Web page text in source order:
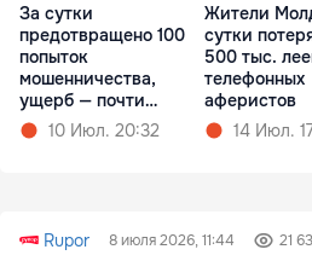
За сутки
предотвращено 100
попыток
мошенничества,
ущерб — почти
миллион леев
10 Июл. 20:32
Жители
сутки
500 тыс.
телефонных
аферистов
14 Июл.
Rupor 8 июля 2026, 11:44 21